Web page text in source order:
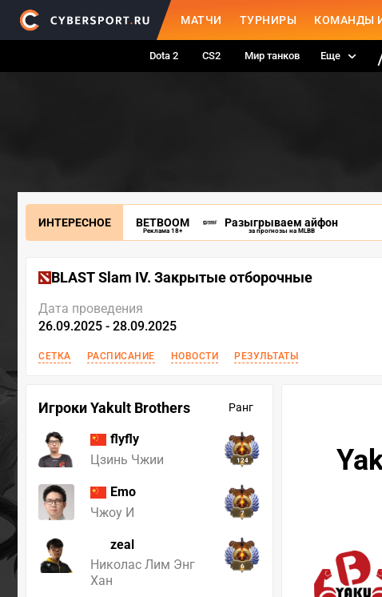
МАТЧИ ТУРНИРЫ КОМАНДЫ
Dota 2 CS2 Мир танков Еще
ИНТЕРЕСНОЕ BETBOOM
Реклама 18+
Разыгрываем айфон
за прогнозы на MLBB
BLAST Slam IV. Закрытые отборочные
Дата проведения
26.09.2025 - 28.09.2025
СЕТКА РАСПИСАНИЕ НОВОСТИ РЕЗУЛЬТАТЫ
Игроки Yakult Brothers Ранг
flyfly
Цзинь Чжии
124
Emo
Чжоу И
7
zeal
Николас Лим Энг
Хан
6